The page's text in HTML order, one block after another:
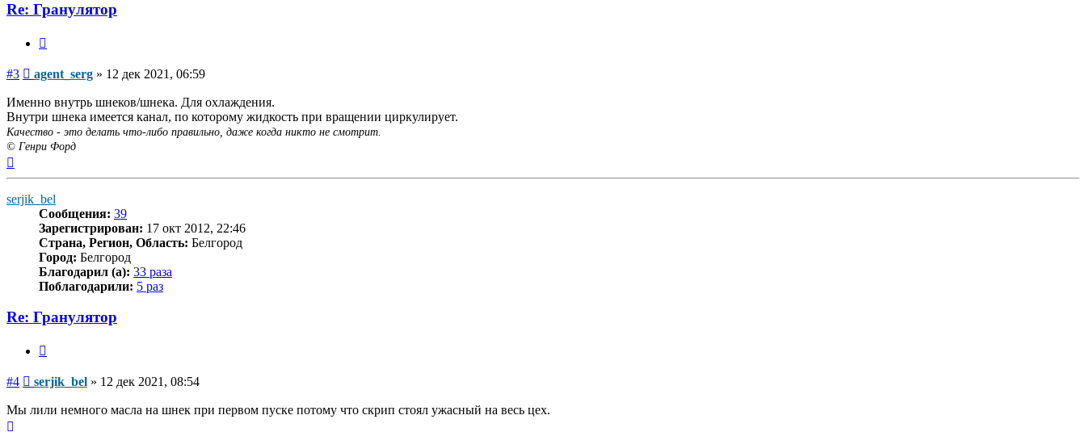
Re: Гранулятор
#3 Сообщение
agent_serg » 12 дек 2021, 06:59
Именно внутрь шнеков/шнека. Для охлаждения.
Внутри шнека имеется канал, по которому жидкость при вращении циркулирует.
Качество - это делать что-либо правильно, даже когда никто не смотрит.
© Генри Форд
serjik_bel
Сообщения: 39
Зарегистрирован: 17 окт 2012, 22:46
Страна, Регион, Область: Белгород
Город: Белгород
Благодарил (а): 33 раза
Поблагодарили: 5 раз
Re: Гранулятор
#4 Сообщение
serjik_bel » 12 дек 2021, 08:54
Мы лили немного масла на шнек при первом пуске потому что скрип стоял ужасный на весь цех.